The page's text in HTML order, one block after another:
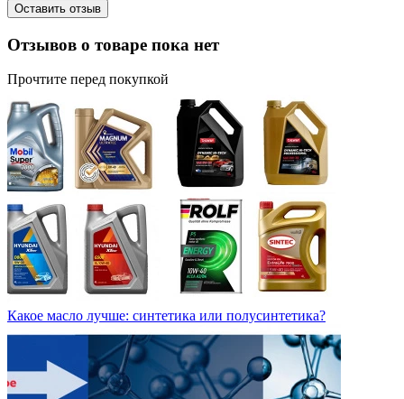
Оставить отзыв
Отзывов о товаре пока нет
Прочтите перед покупкой
Какое масло лучше: синтетика или полусинтетика?